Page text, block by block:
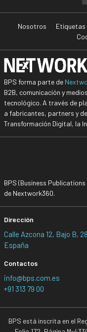
Nosotros Etiquetas
BPS forma parte de
B2B, comunicación y
tecnológico. A través de
a fabricantes, partners y
Transformación Digital, la
BPS (Business
de Nextwork360.
Dirección
Calle Azcona 12, Bajo B,
España
Contactos
info@bps.com.es
+91 313 79 00
BPS está inscrita en el